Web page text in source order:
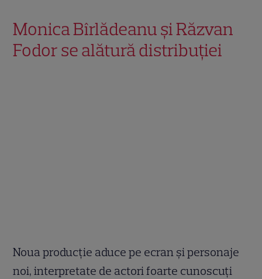
Monica Bîrlădeanu și Răzvan
Fodor se alătură distribuției
Noua producție aduce pe ecran și personaje
noi, interpretate de actori foarte cunoscuți